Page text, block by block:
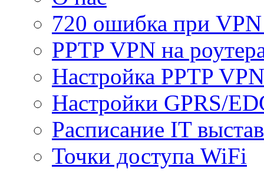
720 ошибка при
PPTP VPN на
Настройка PPTP
Настройки GPRS/
Расписание IT
Точки доступа WiFi